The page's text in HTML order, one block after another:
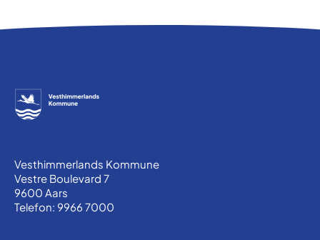
Vesthimmerlands Kommune
Vestre Boulevard 7
9600 Aars
Telefon: 9966 7000